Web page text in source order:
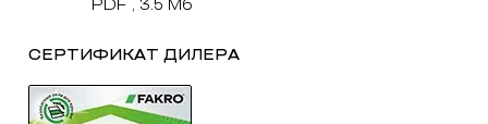
PDF , 3.5 Мб
СЕРТИФИКАТ ДИЛЕРА